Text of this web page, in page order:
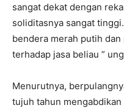
sangat dekat dengan
soliditasnya sangat
bendera merah putih
terhadap jasa beliau ”
‎Menurutnya,
tujuh tahun